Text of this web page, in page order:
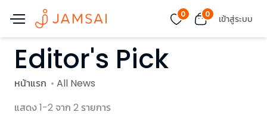
0 0 เข้าสู่ระบบ
Editor's Pick
หน้าแรก
All News
แสดง 1-2 จาก 2 รายการ